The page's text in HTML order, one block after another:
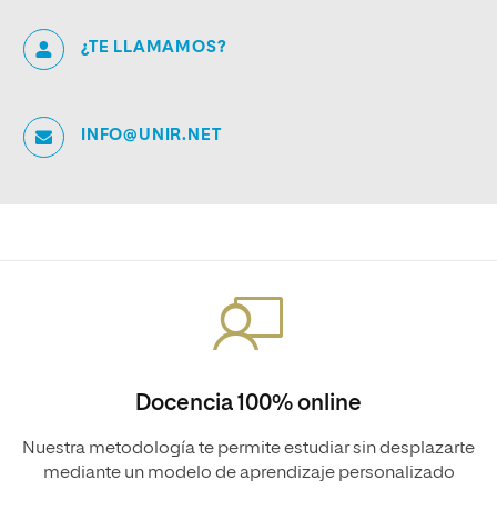
¿TE LLAMAMOS?
INFO@UNIR.NET
Docencia 100% online
Nuestra metodología te permite estudiar sin desplazarte
mediante un modelo de aprendizaje personalizado